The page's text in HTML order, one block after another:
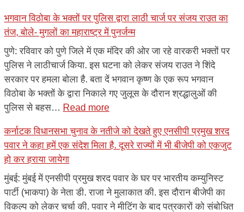
के
में
बस
हादसे
में
की
मौत,
सरकार
के
ओर
भगवान विठोबा के भक्तों पर पुलिस द्वारा लाठी चार्ज पर संजय राउत का
तंज, बोले- मुगलों का महाराष्ट्र में पुनर्जन्म
पुणे: रविवार को पुणे जिले में एक मंदिर की ओर जा रहे वारकरी भक्तों पर
पुलिस ने लाठीचार्ज किया. इस घटना को लेकर संजय राउत ने शिंदे
सरकार पर हमला बोला है. बता दें भगवान कृष्ण के एक रूप भगवान
विठोबा के भक्तों के द्वारा निकाले गए जुलूस के दौरान श्रद्धालुओं की
पुलिस से बहस… Read more:
विठोबा
के
पर
पुलिस
द्वारा
कर्नाटक विधानसभा चुनाव के नतीजे को देखते हुए एनसीपी प्रमुख शरद
पवार ने कहा हमें एक संदेश मिला है. दूसरे राज्यों में भी बीजेपी को एकजुट
हो कर हराया जायेगा
मुंबई: मुंबई में एनसीपी प्रमुख शरद पवार के घर पर भारतीय कम्युनिस्ट
पार्टी (भाकपा) के नेता डी. राजा ने मुलाकात की. इस दौरान बीजेपी का
विकल्प को लेकर चर्चा की. पवार ने मीटिंग के बाद पत्रकारों को संबोधित